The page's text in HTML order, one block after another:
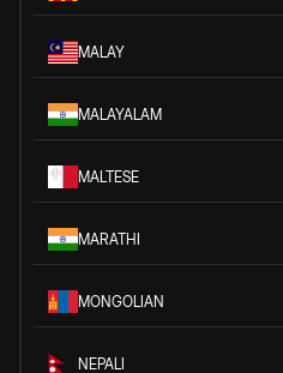
MALAY
MALAYALAM
MALTESE
MARATHI
MONGOLIAN
NEPALI